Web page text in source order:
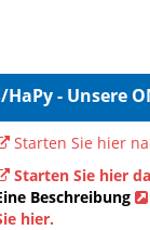
HaPy - Unsere
Starten Sie hier
Starten Sie hier
Beschreibung
hier.